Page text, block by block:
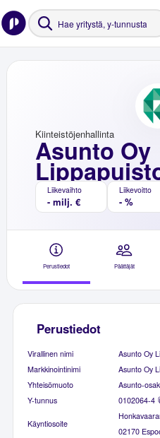
Asunto Oy
Kiinteistöjenhallinta
Liikevaihto
- milj. €
Liikevoitto
- %
Perustiedot Päättäjät
Perustiedot
Virallinen nimi
Asunto Oy
Markkinointinimi
Asunto Oy
Yhteisömuoto
Asunto-
Y-tunnus
0102064-4
Käyntiosoite
02170